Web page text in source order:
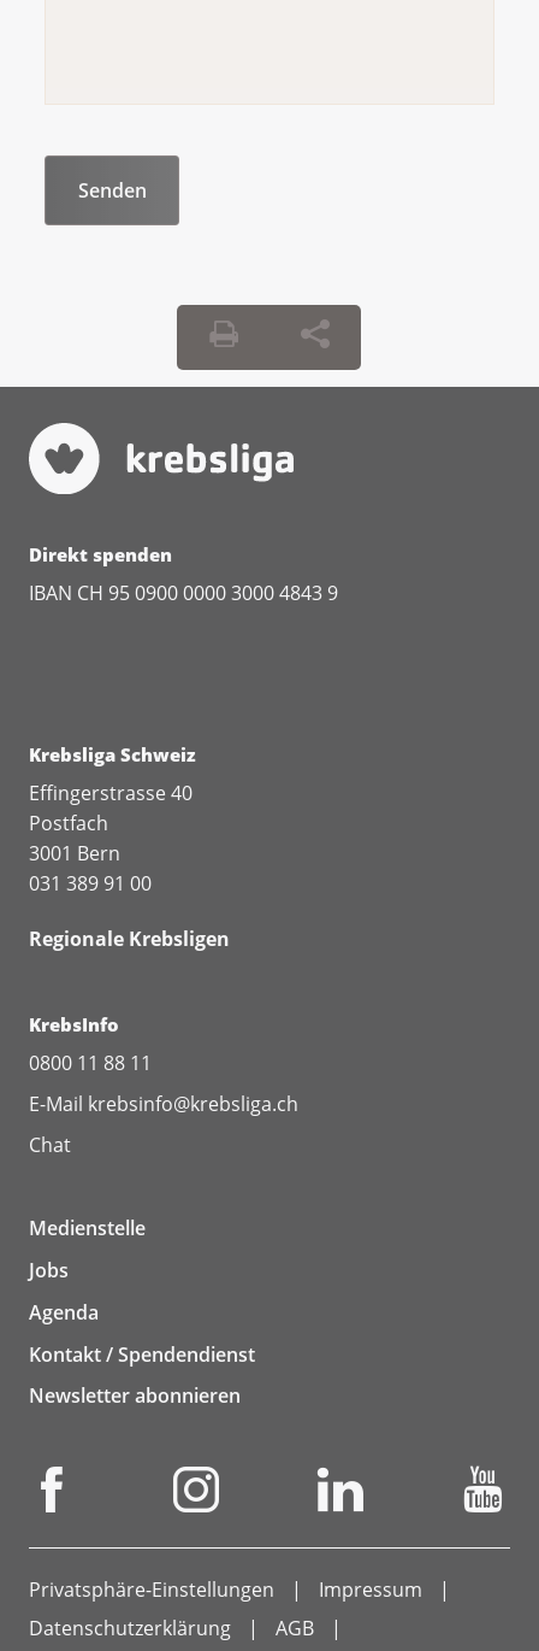
Direkt spenden
IBAN CH 95 0900 0000 3000 4843 9
Krebsliga Schweiz
Effingerstrasse 40
Postfach
3001 Bern
031 389 91 00
Regionale Krebsligen
KrebsInfo
0800 11 88 11
E-Mail krebsinfo@krebsliga.ch
Chat
Medienstelle
Jobs
Agenda
Kontakt / Spendendienst
Newsletter abonnieren
Privatsphäre-Einstellungen
Impressum
Datenschutzerklärung
AGB